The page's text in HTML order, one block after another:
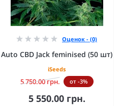
Оценок - (0)
Auto CBD Jack feminised (50 шт)
iSeeds
5 750.00 грн. от -3%
5 550.00 грн.